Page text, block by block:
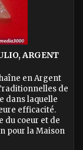
ARGENT
en Argent
de
dans laquelle
efficacité.
du coeur et de
pour la Maison